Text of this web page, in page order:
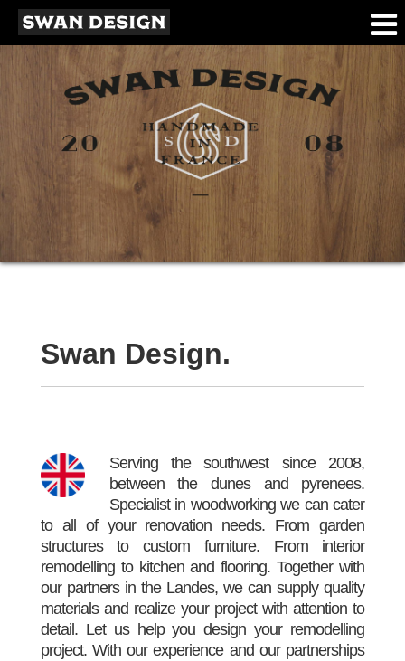
Swan Design.
Serving the southwest since 2008,
between the dunes and pyrenees.
Specialist in woodworking we can cater
to all of your renovation needs. From garden
structures to custom furniture. From interior
remodelling to kitchen and flooring. Together with
our partners in the Landes, we can supply quality
materials and realize your project with attention to
detail. Let us help you design your remodelling
project. With our experience and our partnerships